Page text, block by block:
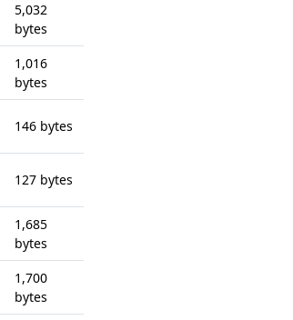
5,032
bytes
1,016
bytes
146 bytes
127 bytes
1,685
bytes
1,700
bytes